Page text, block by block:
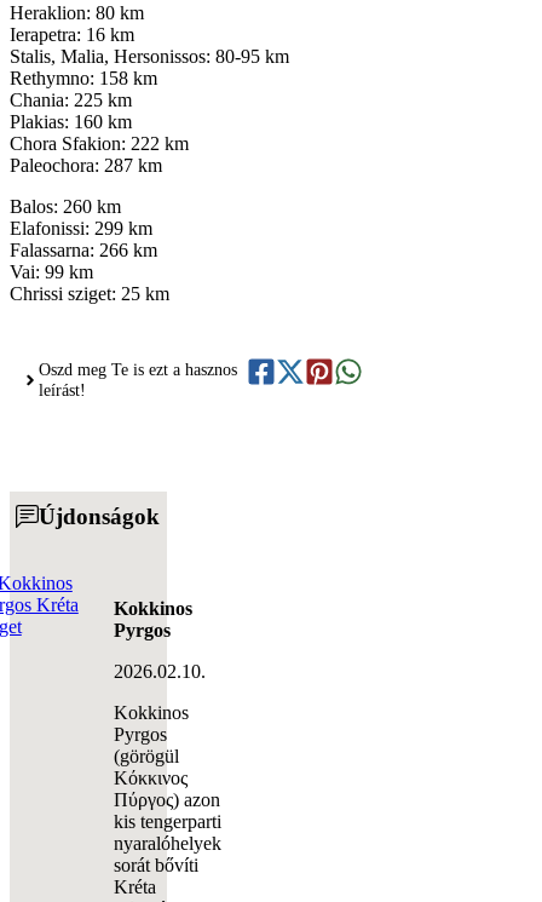
Heraklion: 80 km
Ierapetra: 16 km
Stalis, Malia, Hersonissos: 80-95 km
Rethymno: 158 km
Chania: 225 km
Plakias: 160 km
Chora Sfakion: 222 km
Paleochora: 287 km
Balos: 260 km
Elafonissi: 299 km
Falassarna: 266 km
Vai: 99 km
Chrissi sziget: 25 km
Oszd meg Te is ezt a hasznos
leírást!
Újdonságok
Kokkinos
Pyrgos
2026.02.10.
Kokkinos
Pyrgos
(görögül
Κόκκινος
Πύργος) azon
kis tengerparti
nyaralóhelyek
sorát bővíti
Kréta